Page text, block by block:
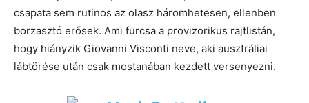
csapata sem rutinos az olasz háromhetesen, ellenben
borzasztó erősek. Ami furcsa a provizorikus rajtlistán,
hogy hiányzik Giovanni Visconti neve, aki ausztráliai
lábtörése után csak mostanában kezdett versenyezni.